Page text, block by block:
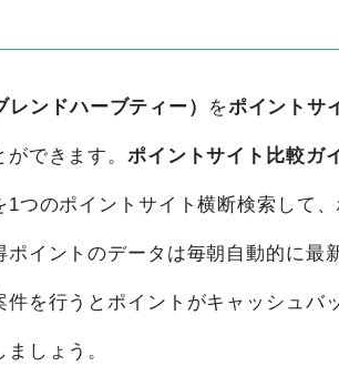
ンドハーブティー）をポイントサ
ができます。ポイントサイト比較ガ
1つのポイントサイト横断検索して
ポイントのデータは毎朝自動的に最